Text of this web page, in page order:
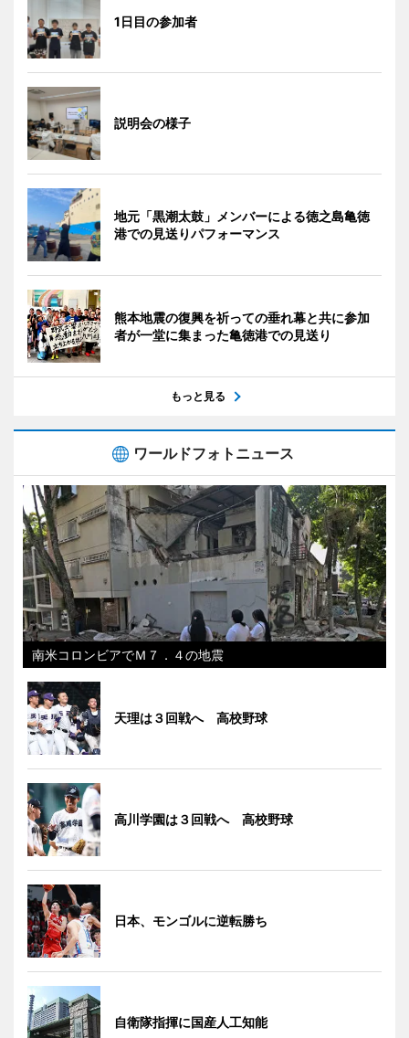
1日目の参加者
説明会の様子
地元「黒潮太鼓」メンバーによる徳之島亀徳
港での見送りパフォーマンス
熊本地震の復興を祈っての垂れ幕と共に参加
者が一堂に集まった亀徳港での見送り
もっと見る
ワールドフォトニュース
南米コロンビアでＭ７．４の地震
天理は３回戦へ 高校野球
高川学園は３回戦へ 高校野球
日本、モンゴルに逆転勝ち
自衛隊指揮に国産人工知能